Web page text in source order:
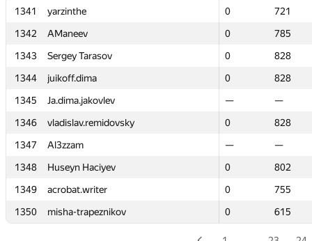
1341
yarzinthe 0
721
1342
AManeev 0
785
1343
Sergey Tarasov 0
828
1344
juikoff.dima 0
828
1345
Ja.dima.jakovlev —
—
1346
vladislav.remidovsky 0
828
1347
Al3zzam —
—
1348
Huseyn Haciyev 0
802
1349
acrobat.writer 0
755
1350
misha-trapeznikov 0 615
1341
yarzinthe 0
721
1342
AManeev 0
785
1343
Sergey Tarasov 0
828
1344
juikoff.dima 0
828
1345
Ja.dima.jakovlev —
—
1346
vladislav.remidovsky 0
828
1347
Al3zzam —
—
1348
Huseyn Haciyev 0
802
1349
acrobat.writer 0
755
1350
misha-trapeznikov 0 615